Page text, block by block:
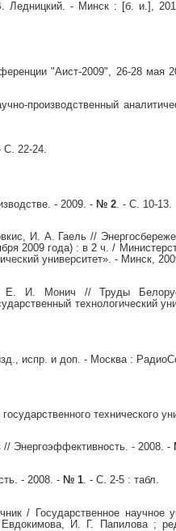
Ледницкий. - Минск : [б. и.],
"Аист-2009", 26-28 мая
производственный
С. 22-24.
- 2009. - № 2. - С. 10-13.
И. А. Гаель //
2009 года) : в 2 ч. /
университет». - Минск,
Е. И. Монич // Труды
технологический
испр. и доп. - Москва :
технического
- 2008. -
- 2008. - № 1. - С. 2-5 : табл.
/ Государственное научное
Евдокимова, И. Г. Папилова ;